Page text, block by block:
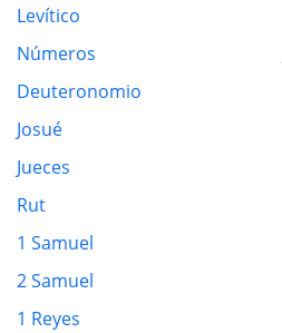
Levítico
Números
Deuteronomio
Josué
Jueces
Rut
1 Samuel
2 Samuel
1 Reyes